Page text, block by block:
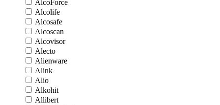
AlcoForce
Alcolife
Alcosafe
Alcoscan
Alcovisor
Alecto
Alienware
Alink
Alio
Alkohit
Allibert